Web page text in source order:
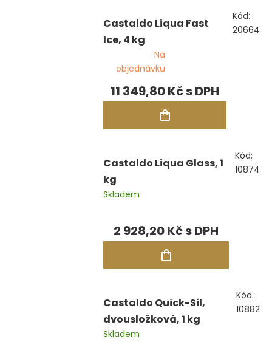
Castaldo Liqua Fast
Ice, 4 kg
Na
objednávku
11 349,80 Kč
Kód:
20664
Castaldo Liqua Glass, 1
kg
Skladem
2 928,20 Kč
Kód:
10874
Castaldo Quick-Sil,
dvousložková, 1 kg
Skladem
Kód:
10882